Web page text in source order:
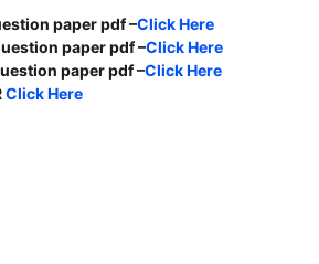
paper pdf –Click Here
paper pdf –Click Here
paper pdf –Click Here
Click Here